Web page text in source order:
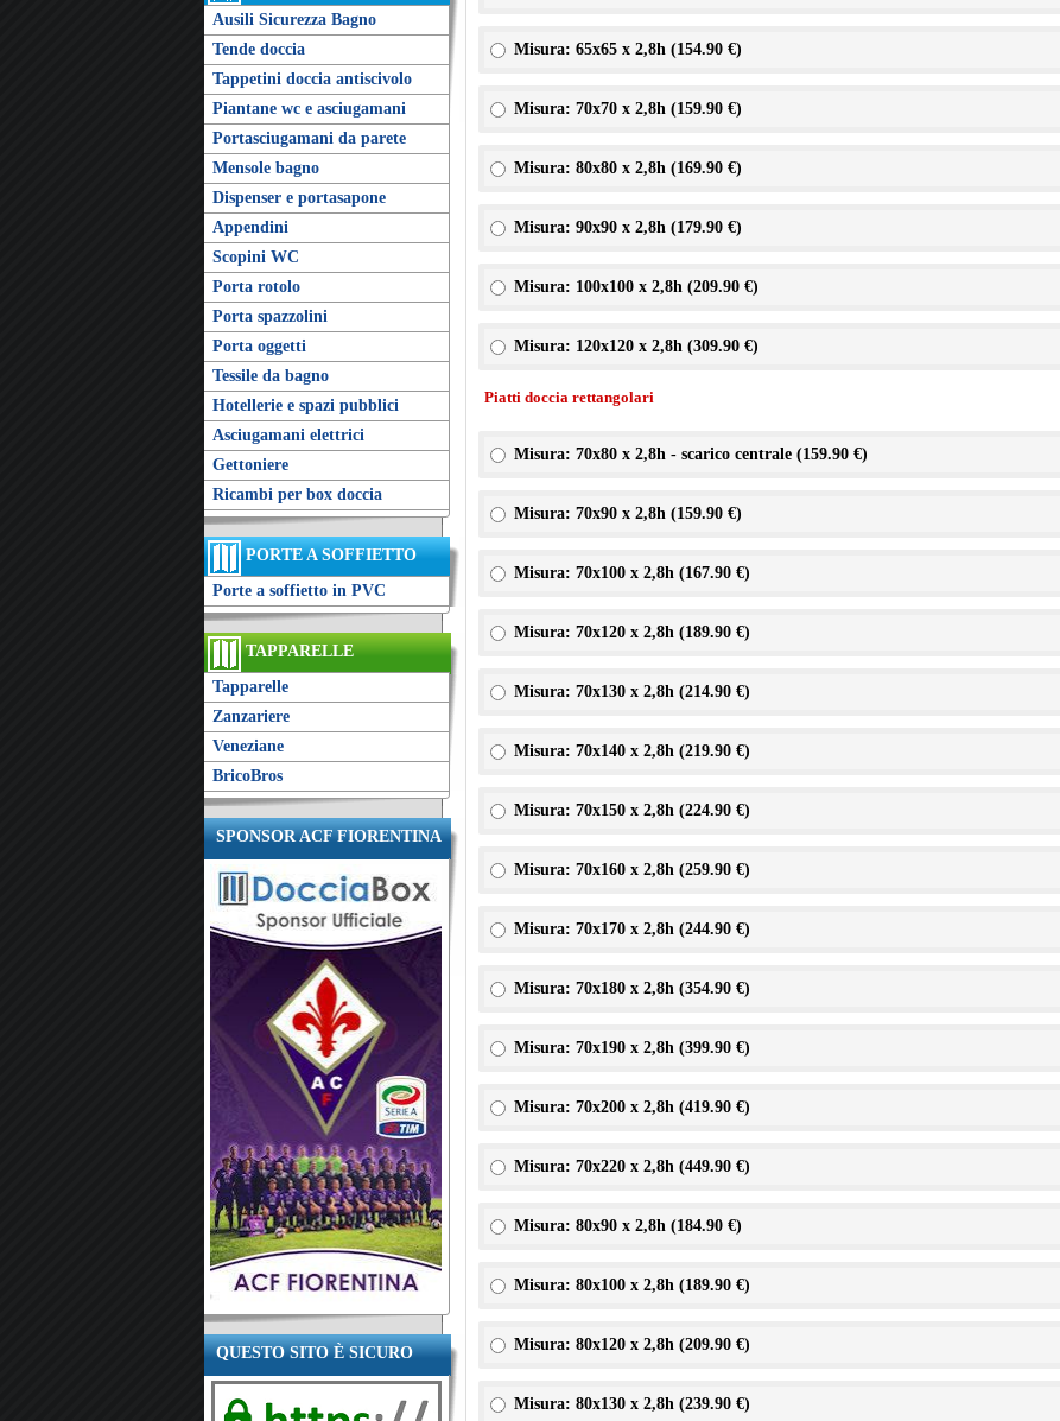
Ausili Sicurezza Bagno
Tende doccia
Tappetini doccia antiscivolo
Piantane wc e asciugamani
Portasciugamani da parete
Mensole bagno
Dispenser e portasapone
Appendini
Scopini WC
Porta rotolo
Porta spazzolini
Porta oggetti
Tessile da bagno
Hotellerie e spazi pubblici
Asciugamani elettrici
Gettoniere
Ricambi per box doccia
PORTE A SOFFIETTO
Porte a soffietto in PVC
TAPPARELLE
Tapparelle
Zanzariere
Veneziane
BricoBros
SPONSOR ACF FIORENTINA
QUESTO SITO È SICURO
Misura: 65x65 x 2,8h (154.90 €)
Misura: 70x70 x 2,8h (159.90 €)
Misura: 80x80 x 2,8h (169.90 €)
Misura: 90x90 x 2,8h (179.90 €)
Misura: 100x100 x 2,8h (209.90 €)
Misura: 120x120 x 2,8h (309.90 €)
Piatti doccia rettangolari
Misura: 70x80 x 2,8h - scarico centrale (159.90 €)
Misura: 70x90 x 2,8h (159.90 €)
Misura: 70x100 x 2,8h (167.90 €)
Misura: 70x120 x 2,8h (189.90 €)
Misura: 70x130 x 2,8h (214.90 €)
Misura: 70x140 x 2,8h (219.90 €)
Misura: 70x150 x 2,8h (224.90 €)
Misura: 70x160 x 2,8h (259.90 €)
Misura: 70x170 x 2,8h (244.90 €)
Misura: 70x180 x 2,8h (354.90 €)
Misura: 70x190 x 2,8h (399.90 €)
Misura: 70x200 x 2,8h (419.90 €)
Misura: 70x220 x 2,8h (449.90 €)
Misura: 80x90 x 2,8h (184.90 €)
Misura: 80x100 x 2,8h (189.90 €)
Misura: 80x120 x 2,8h (209.90 €)
Misura: 80x130 x 2,8h (239.90 €)